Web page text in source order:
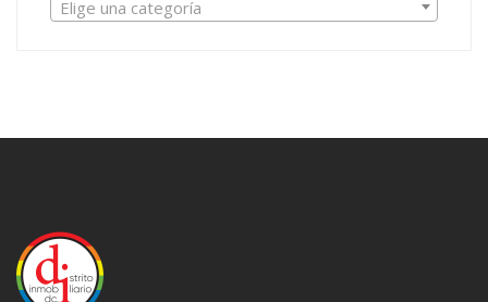
Elige una categoría